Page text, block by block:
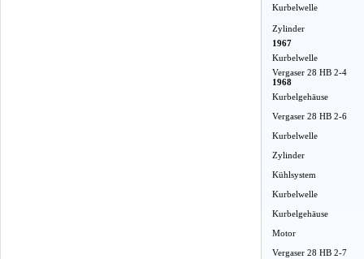
Kurbelwelle
Zylinder
1967
Kurbelwelle
Vergaser 28 HB 2-4
1968
Kurbelgehäuse
Vergaser 28 HB 2-6
Kurbelwelle
Zylinder
Kühlsystem
Kurbelwelle
Kurbelgehäuse
Motor
Vergaser 28 HB 2-7